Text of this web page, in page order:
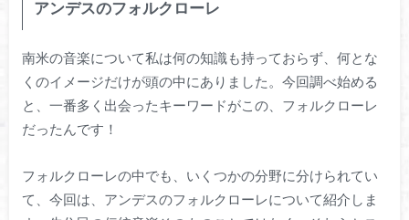
アンデスのフォルクローレ
南米の音楽について私は何の知識も持っておらず、何とな
くのイメージだけが頭の中にありました。今回調べ始める
と、一番多く出会ったキーワードがこの、フォルクローレ
だったんです！
フォルクローレの中でも、いくつかの分野に分けられてい
て、今回は、アンデスのフォルクローレについて紹介しま